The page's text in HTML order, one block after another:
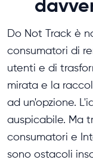
Do Not Track è
consumatori di
utenti e di
mirata e la
ad un'opzione.
auspicabile. Ma
consumatori e
sono ostacoli